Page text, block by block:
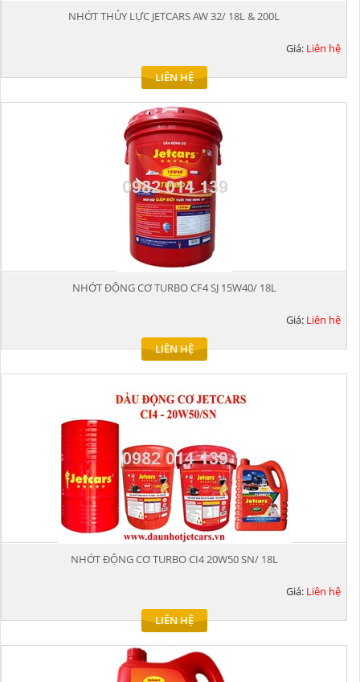
NHỚT THỦY LỰC JETCARS AW 32/ 18L & 200L
Giá: Liên hệ
LIÊN HỆ
NHỚT ĐỘNG CƠ TURBO CF4 SJ 15W40/ 18L
Giá: Liên hệ
LIÊN HỆ
NHỚT ĐỘNG CƠ TURBO CI4 20W50 SN/ 18L
Giá: Liên hệ
LIÊN HỆ